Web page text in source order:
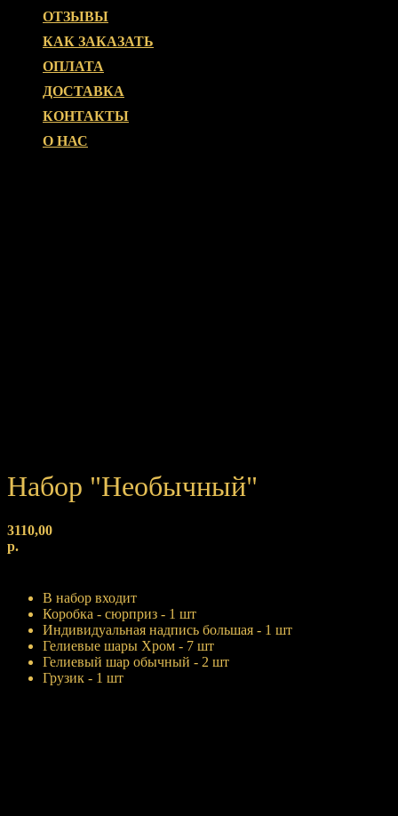
ОТЗЫВЫ
КАК ЗАКАЗАТЬ
ОПЛАТА
ДОСТАВКА
КОНТАКТЫ
О НАС
Набор "Необычный"
3110,00
р.
В набор входит
Коробка - сюрприз - 1 шт
Индивидуальная надпись большая - 1 шт
Гелиевые шары Хром - 7 шт
Гелиевый шар обычный - 2 шт
Грузик - 1 шт